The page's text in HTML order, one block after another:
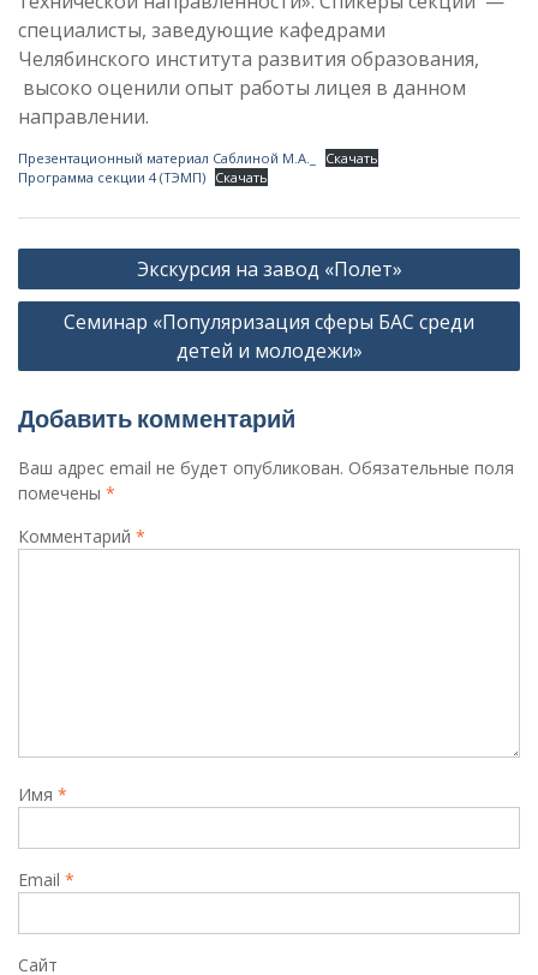
специалисты, заведующие кафедрами
Челябинского института развития образования,
высоко оценили опыт работы лицея в данном
направлении.
Презентационный материал Саблиной М.А._
Скачать
Программа секции 4 (ТЭМП) Скачать
Навигация
по
записям
Экскурсия на завод «Полет»
Семинар «Популяризация сферы БАС среди
детей и молодежи»
Добавить комментарий
Ваш адрес email не будет опубликован. Обязательные поля
помечены *
Комментарий *
Имя *
Email *
Сайт